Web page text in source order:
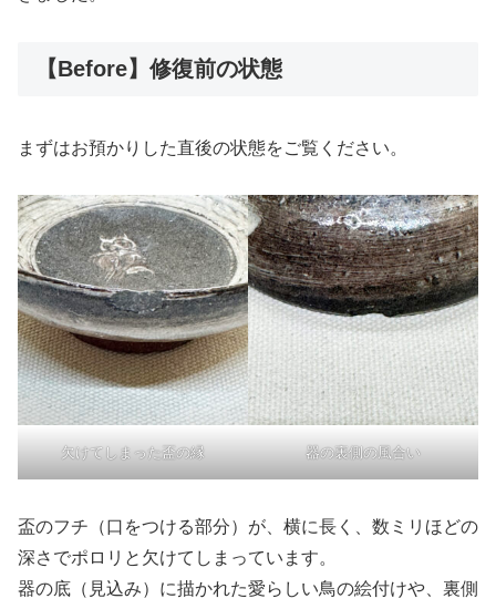
【Before】修復前の状態
まずはお預かりした直後の状態をご覧ください。
欠けてしまった盃の縁 器の裏側の風合い
盃のフチ（口をつける部分）が、横に長く、数ミリほどの
深さでポロリと欠けてしまっています。
器の底（見込み）に描かれた愛らしい鳥の絵付けや、裏側